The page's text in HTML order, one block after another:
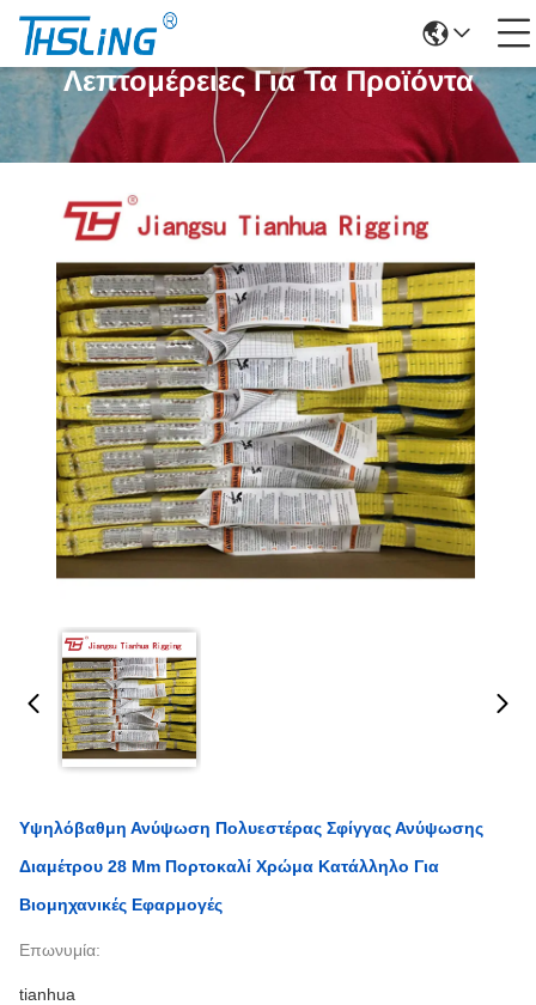
Λεπτομέρειες Για Τα Προϊόντα
Υψηλόβαθμη Ανύψωση Πολυεστέρας Σφίγγας Ανύψωσης
Διαμέτρου 28 Mm Πορτοκαλί Χρώμα Κατάλληλο Για
Βιομηχανικές Εφαρμογές
Επωνυμία:
tianhua